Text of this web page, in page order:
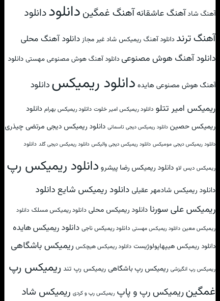
آهنگ شادآهنگ عاشقانهآهنگ غمگیندانلوددانلود
آهنگ ترند دانلود آهنگ ریمیکس شاد غیر مجاز دانلود آهنگ محلی
دانلود آهنگ هوش مصنوعیدانلود آهنگ هوش مصنوعی مهستیدانلود
آهنگ هوش مصنوعی هایده دانلود ریمیکسدانلود
ریمیکس امیر تتلو دانلود ریمیکس امیر خلوت دانلود ریمیکس بهرام دانلود
ریمیکس حصین دانلود ریمیکس دیجی تاسمانی دانلود ریمیکس دیجی مرتضی چیذری
دانلود ریمیکس دیجی مومیکس دانلود ریمیکس دیجی والیکس دانلود ریمیکس دیجی گلد دانلود
ریمیکس دیس لاو دانلود ریمیکس رضا پیشرودانلود ریمیکس رپ
دانلود ریمیکس شادمهر عقیلی دانلود ریمیکس شایع دانلود
ریمیکس علی سورنا دانلود ریمیکس محلی دانلود ریمیکس مسلک دانلود
ریمیکس معین دانلود ریمیکس مهستی دانلود ریمیکس ناجی دانلود ریمیکس هایده
دانلود ریمیکس هیپهاپولوژیست دانلود ریمیکس هیچکس ریمیکس باشگاهی
ریمیکس رپ انگیزشی ریمیکس رپ باشگاهی ریمیکس رپ تند ریمیکس رپ
غمگینریمیکس رپ و پاپ ریمیکس رپ و کردی ریمیکس شاد